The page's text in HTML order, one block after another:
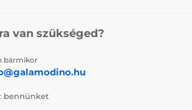
van szükséged?
bármikor
bennünket